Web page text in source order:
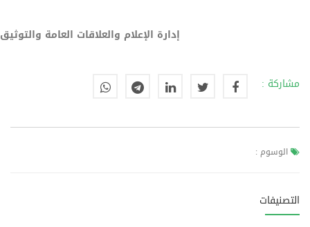
إدارة الإعلام والعلاقات العامة والتوثيق
مشاركة :
الوسوم :
التصنيفات